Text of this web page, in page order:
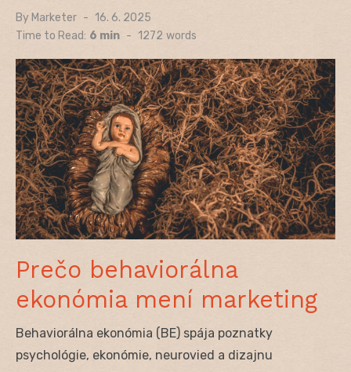
By Marketer
Posted
on
16. 6. 2025
Time to Read: 6 min - 1272 words
Prečo behaviorálna
ekonómia mení marketing
Behaviorálna ekonómia (BE) spája poznatky
psychológie, ekonómie, neurovied a dizajnu